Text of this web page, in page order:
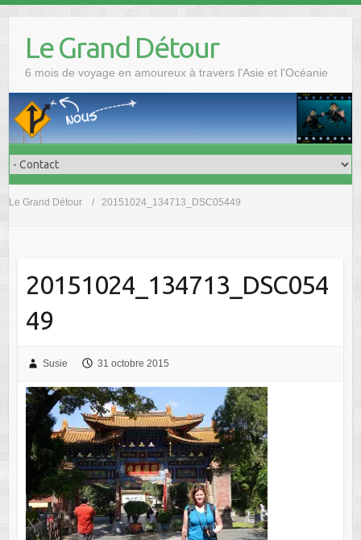
Le Grand Détour
6 mois de voyage en amoureux à travers l'Asie et l'Océanie
Le Grand Détour 20151024_134713_DSC05449
20151024_134713_DSC054
49
Susie 31 octobre 2015